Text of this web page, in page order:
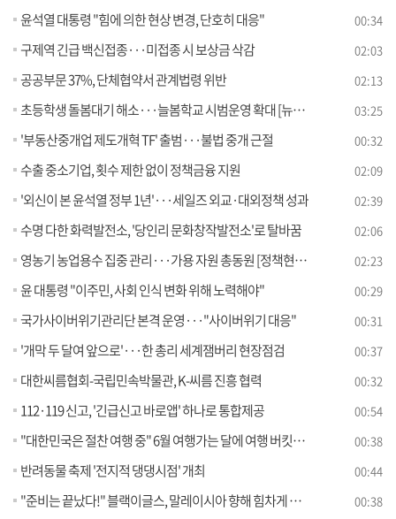
윤석열 대통령 "힘에 의한 현상 변경, 단호히 대응" 00:34
구제역 긴급 백신접종···미접종 시 보상금 삭감 02:03
공공부문 37%, 단체협약서 관계법령 위반 02:13
초등학생 돌봄대기 해소···늘봄학교 시범운영 확대 [뉴스의 맥] 03:25
'부동산중개업 제도개혁 TF' 출범···불법 중개 근절 00:32
수출 중소기업, 횟수 제한 없이 정책금융 지원 02:09
'외신이 본 윤석열 정부 1년'···세일즈 외교·대외정책 성과 02:39
수명 다한 화력발전소, '당인리 문화창작발전소'로 탈바꿈 02:06
영농기 농업용수 집중 관리···가용 자원 총동원 [정책현장+] 02:23
윤 대통령 "이주민, 사회 인식 변화 위해 노력해야" 00:29
국가사이버위기관리단 본격 운영···"사이버위기 대응" 00:31
'개막 두 달여 앞으로'···한 총리 세계잼버리 현장점검 00:37
대한씨름협회-국립민속박물관, K-씨름 진흥 협력 00:32
112·119 신고, '긴급신고 바로앱' 하나로 통합제공 00:54
"대한민국은 절찬 여행 중" 6월 여행가는 달에 여행 버킷리스트 완성하세요 00:38
반려동물 축제 '전지적 댕댕시점' 개최 00:44
"준비는 끝났다!" 블랙이글스, 말레이시아 향해 힘차게 이륙 00:38